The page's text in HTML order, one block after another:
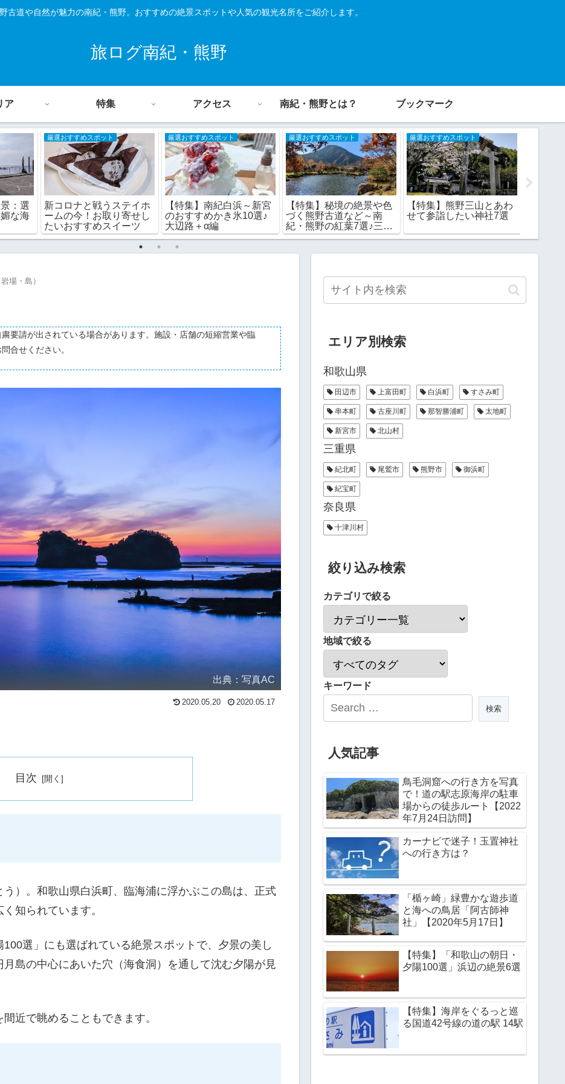
古道や自然が魅力の南紀・熊野。おすすめの絶景スポットや人気の観光名所をご紹介します。
旅ログ南紀・熊野
ア 特集 アクセス 南紀・熊野とは？ ブックマーク
：選
な海
厳選おすすめスポット
新コロナと戦うステイホ
ームの今！お取り寄せし
たいおすすめスイーツ
厳選おすすめスポット
【特集】南紀白浜～新宮
のおすすめかき氷10選♪
大辺路＋α編
厳選おすすめスポット
【特集】秘境の絶景や色
づく熊野古道など～南
紀・熊野の紅葉7選♪三重
県・奈良県編
厳選おすすめスポット
【特集】熊野三山とあわ
せて参詣したい神社7選
場・島）
要請が出されている場合があります。施設・店舗の短縮営業や臨
合せください。
出典：写真AC
2020.05.20 2020.05.17
目次
）。和歌山県白浜町、臨海浦に浮かぶこの島は、正式
知られています。
選」にも選ばれている絶景スポットで、夕景の美し
島の中心にあいた穴（海食洞）を通して沈む夕陽が見
近で眺めることもできます。
エリア別検索
和歌山県
田辺市 上富田町 白浜町 すさみ町
串本町 古座川町 那智勝浦町 太地町
新宮市 北山村
三重県
紀北町 尾鷲市 熊野市 御浜町
紀宝町
奈良県
十津川村
絞り込み検索
カテゴリで絞る
地域で絞る
キーワード
人気記事
鳥毛洞窟への行き方を写真
で！道の駅志原海岸の駐車
場からの徒歩ルート【2022
年7月24日訪問】
カーナビで迷子！玉置神社
への行き方は？
「楯ヶ崎」緑豊かな遊歩道
と海への鳥居「阿古師神
社」【2020年5月17日】
【特集】「和歌山の朝日・
夕陽100選」浜辺の絶景6選
【特集】海岸をぐるっと巡
る国道42号線の道の駅 14駅